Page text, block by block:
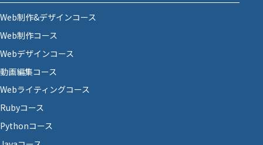
Web制作&デザインコース
Web制作コース
Webデザインコース
動画編集コース
Webライティングコース
Rubyコース
Pythonコース